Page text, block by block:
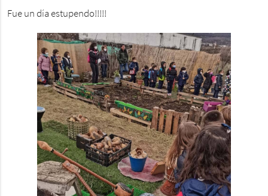
Fue un día estupendo!!!!!